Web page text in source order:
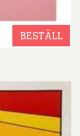
BESTÄLL